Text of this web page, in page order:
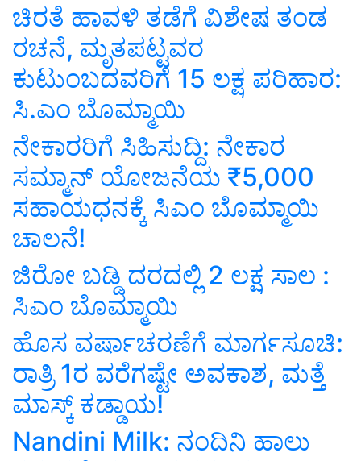
ಚಿರತೆ ಹಾವಳಿ ತಡೆಗೆ ವಿಶೇಷ ತಂಡ
ರಚನೆ, ಮೃತಪಟ್ಟವರ
ಕುಟುಂಬದವರಿಗೆ 15 ಲಕ್ಷ ಪರಿಹಾರ:
ಸಿ.ಎಂ ಬೊಮ್ಮಾಯಿ
ನೇಕಾರರಿಗೆ ಸಿಹಿಸುದ್ದಿ: ನೇಕಾರ
ಸಮ್ಮಾನ್‌ ಯೋಜನೆಯ ₹5,000
ಸಹಾಯಧನಕ್ಕೆ ಸಿಎಂ ಬೊಮ್ಮಾಯಿ
ಚಾಲನೆ!
ಜಿರೋ ಬಡ್ಡಿ ದರದಲ್ಲಿ 2 ಲಕ್ಷ ಸಾಲ :
ಸಿಎಂ ಬೊಮ್ಮಾಯಿ
ಹೊಸ ವರ್ಷಾಚರಣೆಗೆ ಮಾರ್ಗಸೂಚಿ:
ರಾತ್ರಿ 1ರ ವರೆಗಷ್ಟೇ ಅವಕಾಶ, ಮತ್ತೆ
ಮಾಸ್ಕ್‌ ಕಡ್ಡಾಯ!
Nandini Milk: ನಂದಿನಿ ಹಾಲು